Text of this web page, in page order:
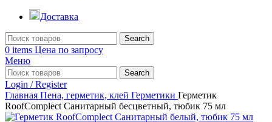
Доставка
Search
0 items Цена по запросу
Меню
Search
Login / Register
Главная Пена, герметик, клей Герметики Герметик
RoofComplect Санитарный бесцветный, тюбик 75 мл